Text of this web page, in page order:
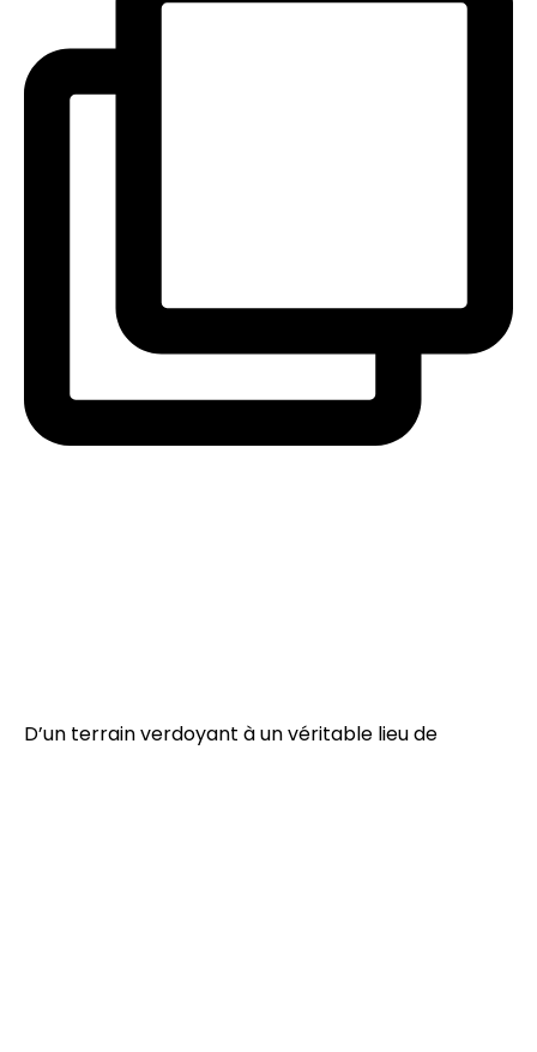
D’un terrain verdoyant à un véritable lieu de